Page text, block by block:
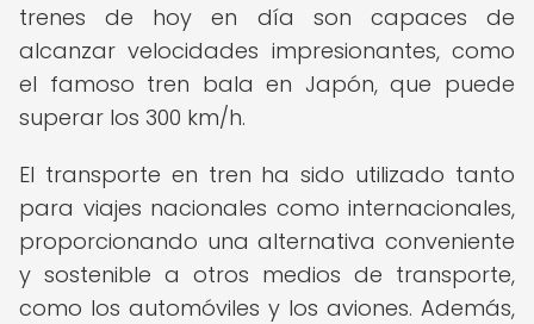
trenes de hoy en día son capaces de
alcanzar velocidades impresionantes, como
el famoso tren bala en Japón, que puede
superar los 300 km/h.
El transporte en tren ha sido utilizado tanto
para viajes nacionales como internacionales,
proporcionando una alternativa conveniente
y sostenible a otros medios de transporte,
como los automóviles y los aviones. Además,